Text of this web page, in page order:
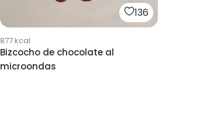
136
877kcal
Bizcocho de chocolate al
microondas